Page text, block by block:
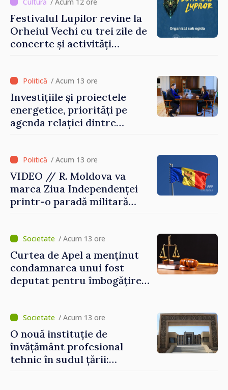
Festivalul Lupilor revine la
Orheiul Vechi cu trei zile de
concerte și activități
/ Acum 13 ore
Investițiile și proiectele
energetice, priorități pe
agenda relației dintre
/ Acum 13 ore
VIDEO // R. Moldova va
marca Ziua Independenței
printr-o paradă militară
eforturile pentru
consolidarea capacităților
de apărare”
/ Acum 13 ore
Curtea de Apel a menținut
condamnarea unui fost
deputat pentru îmbogățire
de lei
/ Acum 13 ore
O nouă instituție de
învățământ profesional
tehnic în sudul țării: